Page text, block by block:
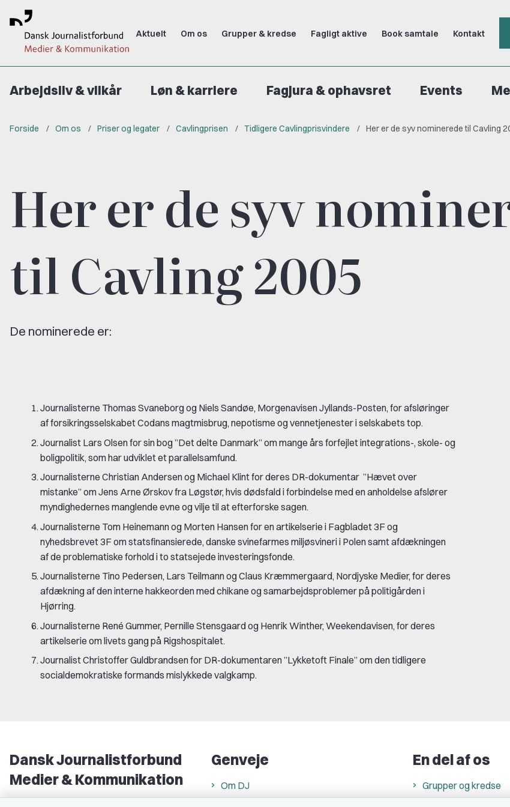
Aktuelt Om os Grupper & kredse Fagligt aktive Book samtale Kontakt
Arbejdsliv & vilkår Løn & karriere Fagjura & ophavsret Events
Forside Om os Priser og legater Cavlingprisen Tidligere Cavlingprisvindere Her er de syv nominerede til Cavling
Her er de syv
til Cavling 2005
De nominerede er:
Journalisterne Thomas Svaneborg og Niels Sandøe, Morgenavisen Jyllands-Posten, for afsløringer
af forsikringsselskabet Codans magtmisbrug, nepotisme og vennetjenester i selskabets top.
Journalist Lars Olsen for sin bog ”Det delte Danmark” om mange års forfejlet integrations-, skole- og
boligpolitik, som har udviklet et parallelsamfund.
Journalisterne Christian Andersen og Michael Klint for deres DR-dokumentar ”Hævet over
mistanke” om Jens Arne Ørskov fra Løgstør, hvis dødsfald i forbindelse med en anholdelse afslører
myndighedernes manglende evne og vilje til at efterforske sagen.
Journalisterne Tom Heinemann og Morten Hansen for en artikelserie i Fagbladet 3F og
nyhedsbrevet 3F om statsfinansierede, danske svinefarmes miljøsvineri i Polen samt afdækningen
af de problematiske forhold i to statsejede investeringsfonde.
Journalisterne Tino Pedersen, Lars Teilmann og Claus Kræmmergaard, Nordjyske Medier, for deres
afdækning af den interne hakkeorden med chikane og samarbejdsproblemer på politigården i
Hjørring.
Journalisterne René Gummer, Pernille Stensgaard og Henrik Winther, Weekendavisen, for deres
artikelserie om livets gang på Rigshospitalet.
Journalist Christoffer Guldbrandsen for DR-dokumentaren ”Lykketoft Finale” om den tidligere
socialdemokratiske formands mislykkede valgkamp.
Dansk Journalistforbund
Medier & Kommunikation
Genveje
Om DJ
En del af os
Grupper og kredse